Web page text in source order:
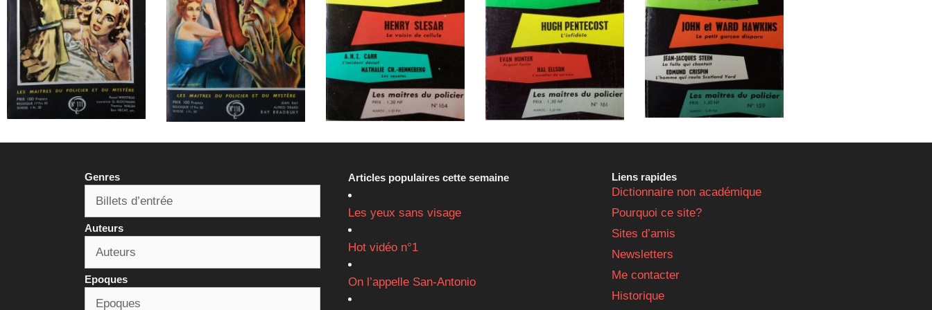
Genres
Auteurs
Epoques
Articles populaires cette semaine
Les yeux sans visage
Hot vidéo n°1
On l’appelle San-Antonio
Liens rapides
Dictionnaire non académique
Pourquoi ce site?
Sites d’amis
Newsletters
Me contacter
Historique